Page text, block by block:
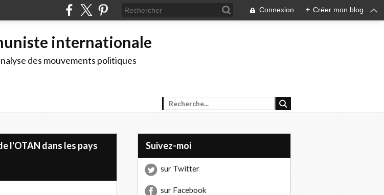
Connexion + Créer mon blog
internationale
des mouvements politiques
l'OTAN dans les pays
Suivez-moi
sur Twitter
sur Facebook